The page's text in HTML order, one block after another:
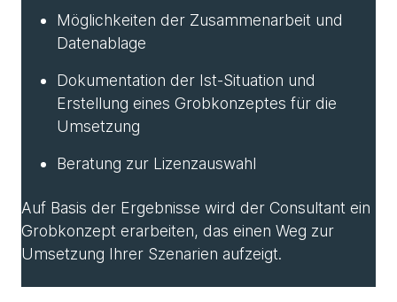
Möglichkeiten der Zusammenarbeit und
Datenablage
Dokumentation der Ist-Situation und
Erstellung eines Grobkonzeptes für die
Umsetzung
Beratung zur Lizenzauswahl
Auf Basis der Ergebnisse wird der Consultant ein
Grobkonzept erarbeiten, das einen Weg zur
Umsetzung Ihrer Szenarien aufzeigt.